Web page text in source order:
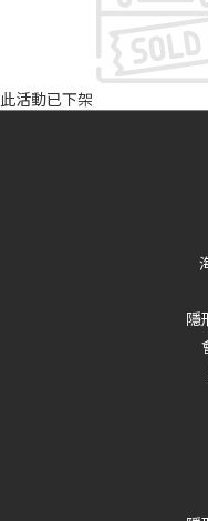
此活動已下架
隱